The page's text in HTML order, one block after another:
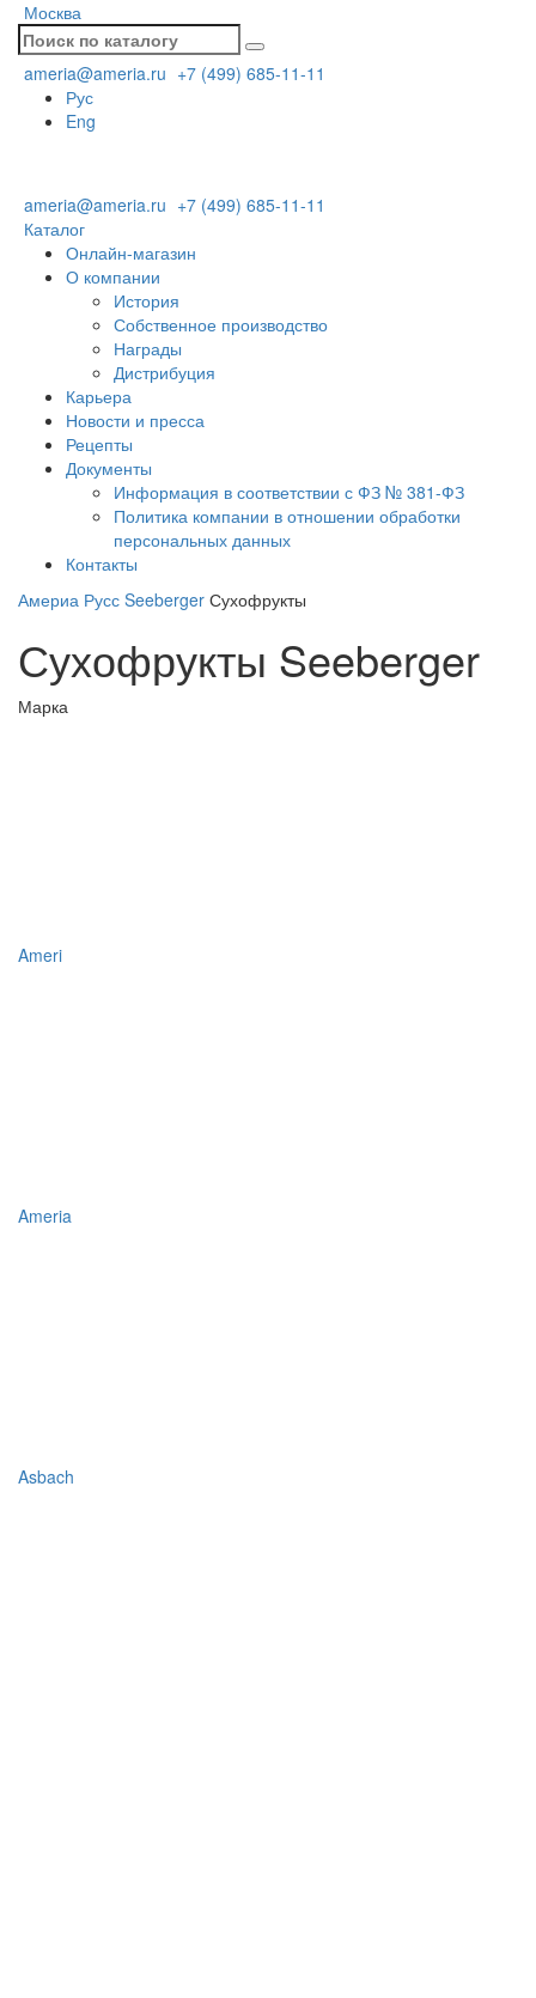
Москва
ameria@ameria.ru +7 (499) 685-11-11
Рус
Eng
ameria@ameria.ru +7 (499) 685-11-11
Каталог
Онлайн-магазин
О компании
История
Собственное производство
Награды
Дистрибуция
Карьера
Новости и пресса
Рецепты
Документы
Информация в соответствии с ФЗ № 381-ФЗ
Политика компании в отношении обработки
персональных данных
Контакты
Америа Русс Seeberger Сухофрукты
Сухофрукты Seeberger
Марка
Ameri
Ameria
Asbach